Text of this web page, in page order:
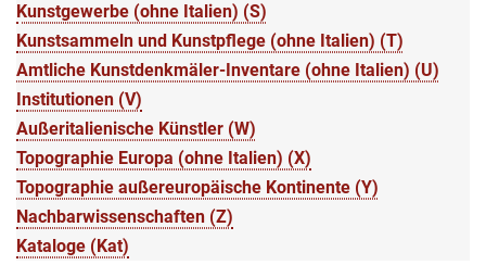
Kunstgewerbe (ohne Italien) (S)
Kunstsammeln und Kunstpflege (ohne Italien) (T)
Amtliche Kunstdenkmäler-Inventare (ohne Italien) (U)
Institutionen (V)
Außeritalienische Künstler (W)
Topographie Europa (ohne Italien) (X)
Topographie außereuropäische Kontinente (Y)
Nachbarwissenschaften (Z)
Kataloge (Kat)